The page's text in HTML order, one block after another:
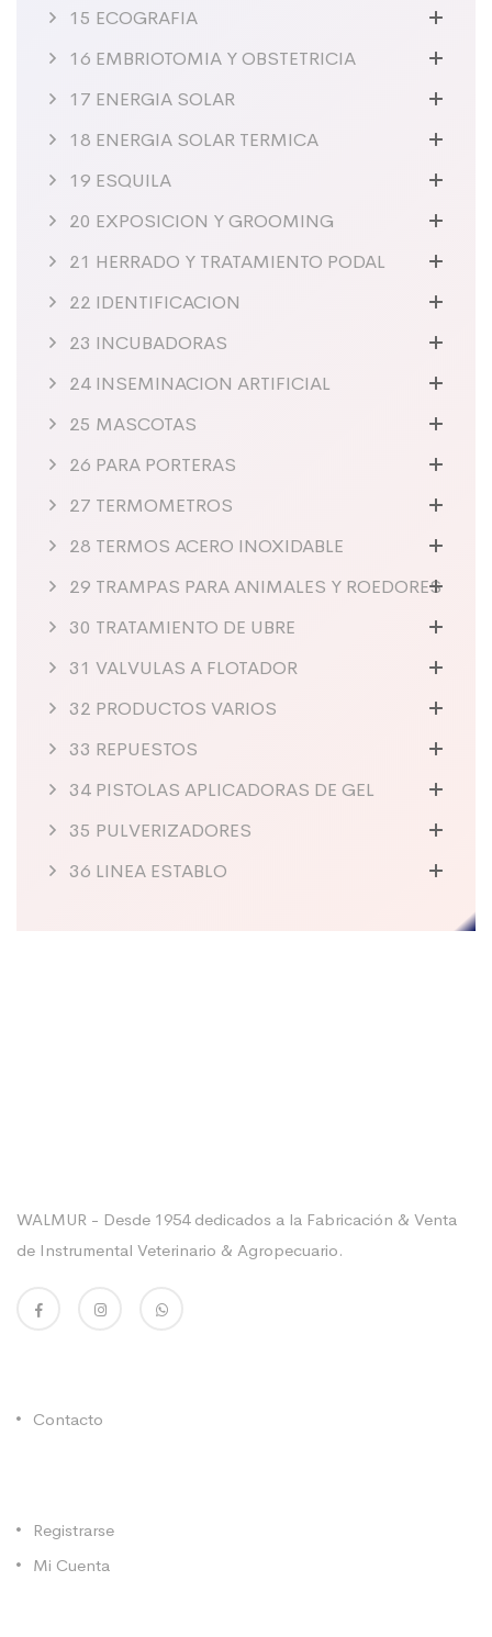
15 ECOGRAFIA
16 EMBRIOTOMIA Y OBSTETRICIA
17 ENERGIA SOLAR
18 ENERGIA SOLAR TERMICA
19 ESQUILA
20 EXPOSICION Y GROOMING
21 HERRADO Y TRATAMIENTO PODAL
22 IDENTIFICACION
23 INCUBADORAS
24 INSEMINACION ARTIFICIAL
25 MASCOTAS
26 PARA PORTERAS
27 TERMOMETROS
28 TERMOS ACERO INOXIDABLE
29 TRAMPAS PARA ANIMALES Y ROEDORES
30 TRATAMIENTO DE UBRE
31 VALVULAS A FLOTADOR
32 PRODUCTOS VARIOS
33 REPUESTOS
34 PISTOLAS APLICADORAS DE GEL
35 PULVERIZADORES
36 LINEA ESTABLO
WALMUR - Desde 1954 dedicados a la Fabricación & Venta
de Instrumental Veterinario & Agropecuario.
Contacto
Registrarse
Mi Cuenta